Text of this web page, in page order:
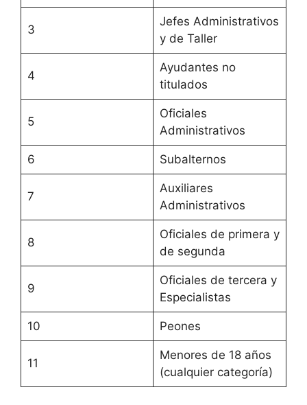
3
Jefes Administrativos
y de Taller
4
Ayudantes no
titulados
5
Oficiales
Administrativos
6 Subalternos
7
Auxiliares
Administrativos
8
Oficiales de primera y
de segunda
9
Oficiales de tercera y
Especialistas
10 Peones
11
Menores de 18 años
(cualquier categoría)